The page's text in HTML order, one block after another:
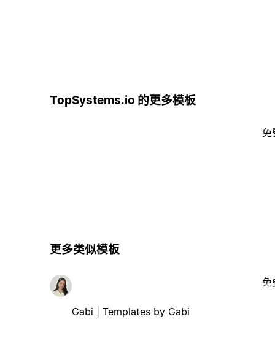
TopSystems.io 的更多模板
免
更多类似模板
Gabi | Templates by Gabi
免